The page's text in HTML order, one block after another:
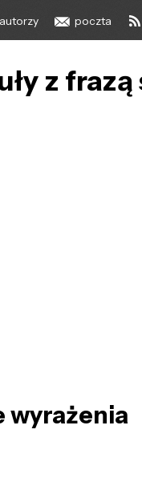
autorzy poczta
z
wyrażenia